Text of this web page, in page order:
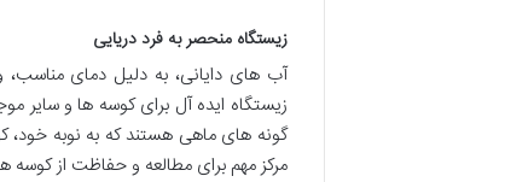
زیستگاه منحصر به فرد دریایی
آب های دایانی، به دلیل دمای
زیستگاه ایده آل برای کوسه ها و سایر
گونه های ماهی هستند که به نوبه خود،
مرکز مهم برای مطالعه و حفاظت از